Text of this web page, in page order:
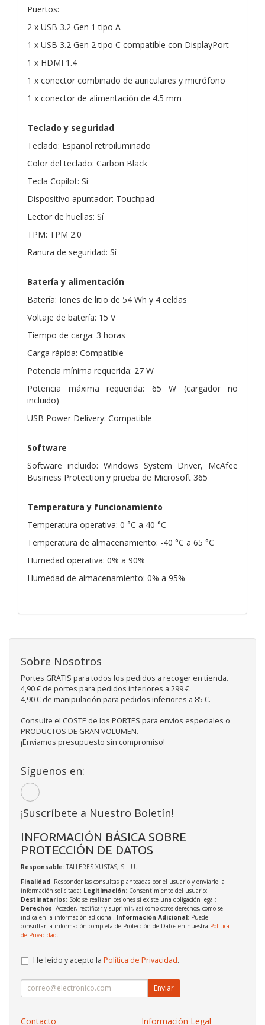
Puertos:
2 x USB 3.2 Gen 1 tipo A
1 x USB 3.2 Gen 2 tipo C compatible con DisplayPort
1 x HDMI 1.4
1 x conector combinado de auriculares y micrófono
1 x conector de alimentación de 4.5 mm
Teclado y seguridad
Teclado: Español retroiluminado
Color del teclado: Carbon Black
Tecla Copilot: Sí
Dispositivo apuntador: Touchpad
Lector de huellas: Sí
TPM: TPM 2.0
Ranura de seguridad: Sí
Batería y alimentación
Batería: Iones de litio de 54 Wh y 4 celdas
Voltaje de batería: 15 V
Tiempo de carga: 3 horas
Carga rápida: Compatible
Potencia mínima requerida: 27 W
Potencia máxima requerida: 65 W (cargador no
incluido)
USB Power Delivery: Compatible
Software
Software incluido: Windows System Driver, McAfee
Business Protection y prueba de Microsoft 365
Temperatura y funcionamiento
Temperatura operativa: 0 °C a 40 °C
Temperatura de almacenamiento: -40 °C a 65 °C
Humedad operativa: 0% a 90%
Humedad de almacenamiento: 0% a 95%
Sobre Nosotros
Portes GRATIS para todos los pedidos a recoger en tienda.
4,90 € de portes para pedidos inferiores a 299 €.
4,90 € de manipulación para pedidos inferiores a 85 €.
Consulte el COSTE de los PORTES para envíos especiales o
PRODUCTOS DE GRAN VOLUMEN.
¡Enviamos presupuesto sin compromiso!
Síguenos en:
¡Suscríbete a Nuestro Boletín!
INFORMACIÓN BÁSICA SOBRE
PROTECCIÓN DE DATOS
Responsable: TALLERES XUSTAS, S.L.U.
Finalidad: Responder las consultas planteadas por el usuario y enviarle la
información solicitada; Legitimación: Consentimiento del usuario;
Destinatarios: Solo se realizan cesiones si existe una obligación legal;
Derechos: Acceder, rectificar y suprimir, así como otros derechos, como se
indica en la información adicional; Información Adicional: Puede
consultar la información completa de Protección de Datos en nuestra Política
de Privacidad
He leído y acepto la Política de Privacidad.
Enviar
Contacto Información Legal